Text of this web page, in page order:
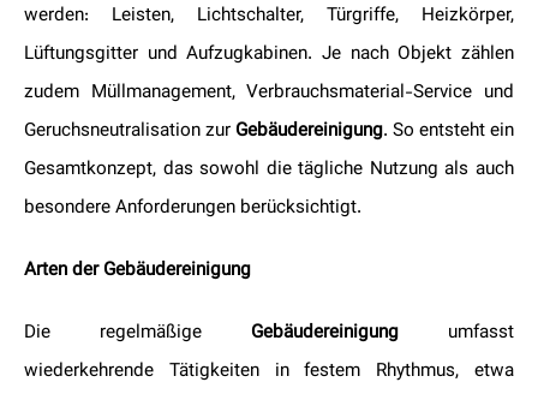
werden: Leisten, Lichtschalter, Türgriffe, Heizkörper,
Lüftungsgitter und Aufzugkabinen. Je nach Objekt zählen
zudem Müllmanagement, Verbrauchsmaterial-Service und
Geruchsneutralisation zur Gebäudereinigung. So entsteht ein
Gesamtkonzept, das sowohl die tägliche Nutzung als auch
besondere Anforderungen berücksichtigt.
Arten der Gebäudereinigung
Die regelmäßige Gebäudereinigung umfasst
wiederkehrende Tätigkeiten in festem Rhythmus, etwa